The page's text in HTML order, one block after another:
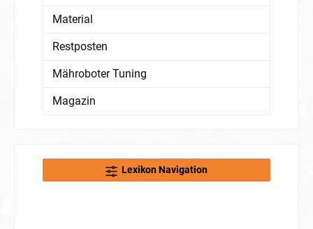
Material
Restposten
Mähroboter Tuning
Magazin
Lexikon Navigation